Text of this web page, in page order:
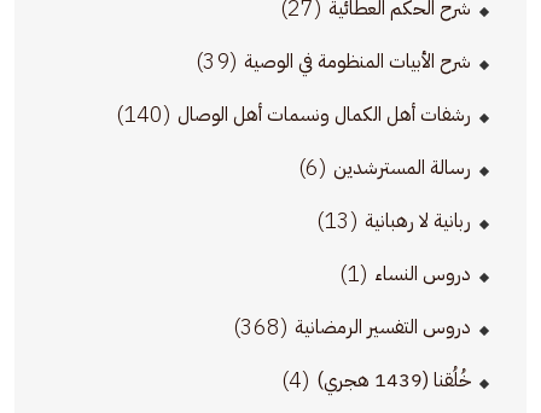
شرح الحكم العطائية (27)
شرح الأبيات المنظومة في الوصية (39)
رشفات أهل الكمال ونسمات أهل الوصال (140)
رسالة المسترشدين (6)
ربانية لا رهبانية (13)
دروس النساء (1)
دروس التفسير الرمضانية (368)
خُلُقنا (1439 هجري) (4)